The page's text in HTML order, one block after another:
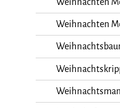
Weihnachten